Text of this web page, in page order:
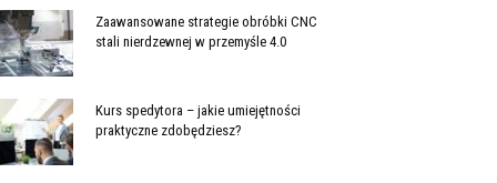
Zaawansowane strategie obróbki CNC
stali nierdzewnej w przemyśle 4.0
Kurs spedytora – jakie umiejętności
praktyczne zdobędziesz?